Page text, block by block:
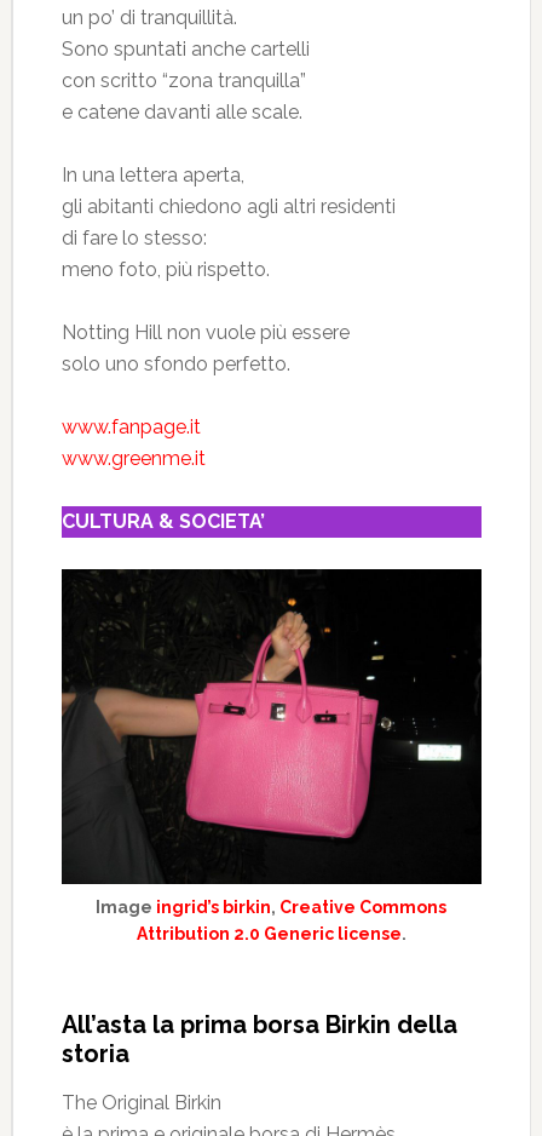
un po’ di tranquillità.
Sono spuntati anche cartelli
con scritto “zona tranquilla”
e catene davanti alle scale.
In una lettera aperta,
gli abitanti chiedono agli altri residenti
di fare lo stesso:
meno foto, più rispetto.
Notting Hill non vuole più essere
solo uno sfondo perfetto.
www.fanpage.it
www.greenme.it
CULTURA & SOCIETA’
Image ingrid’s birkin, Creative Commons
Attribution 2.0 Generic license.
All’asta la prima borsa Birkin della
storia
The Original Birkin